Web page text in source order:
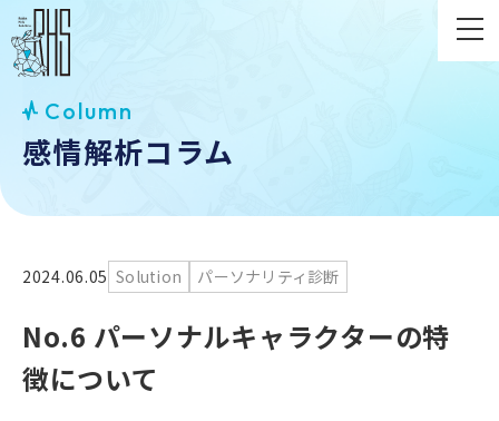
Column
感情解析コラム
2024.06.05 Solution パーソナリティ診断
No.6 パーソナルキャラクターの特
徴について